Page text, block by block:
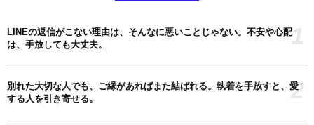
LINEの返信がこない理由は、そんなに悪いことじゃない。不安や心配
は、手放しても大丈夫。
1
別れた大切な人でも、ご縁があればまた結ばれる。執着を手放すと、愛
する人を引き寄せる。
2